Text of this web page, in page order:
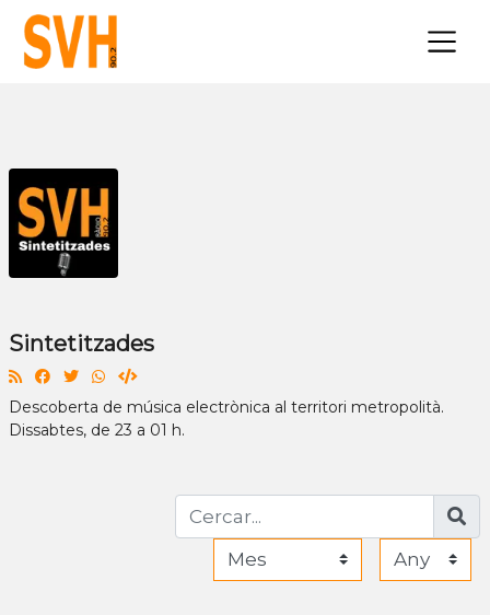
×
Sintetitzades
Descoberta de música electrònica al territori metropolità.
Dissabtes, de 23 a 01 h.